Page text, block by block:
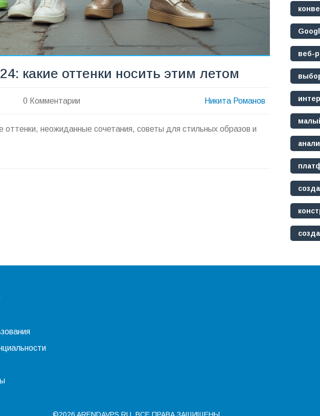
какие оттенки носить этим летом
0 Комментарии Никита Романов
оттенки, неожиданные сочетания, советы для стильных образов и
веб-